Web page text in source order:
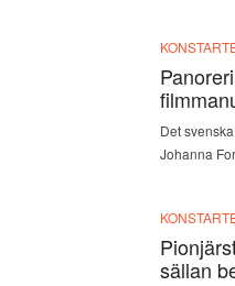
Det
Johanna
sällan